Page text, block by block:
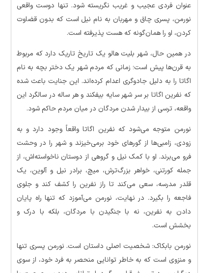
عنوان فردی عجیب و غریب نگریسته شود. تنها دوست واقعی
نورمن، پسری چاق و مهربان به نام نیل است که بدون قضاوت
کردن، او را همان‌گونه که هست پذیرفته است.
در همین حال، شهر بلیت هالو یک تاریخ تاریک دارد که مربوط
به قرن‌ها پیش است؛ زمانی که مردم شهر یک دختر بچه به نام
اگاتا را به دلیل جادوگری اعدام کرده‌اند. این جنایت باعث شده
که نفرین اگاتا بر سر شهر سایه بیفکند و هر ساله در سالگرد این
واقعه، ترسی از بیدار شدن مردگان در میان مردم حاکم شود.
نورمن متوجه می‌شود که نفرین اگاتا واقعاً وجود دارد و به
زودی، زامبی‌ها از گورهای خود برمی‌خیزند و شهر را در وحشت
فرو می‌برند. او با کمک نیل و گروهی از دوستان ناخواسته‌اش، از
جمله کورتنی، خواهر بزرگ‌ترش، میچ، برادر نیل و آلوین، یک
قلدر مدرسه، سعی می‌کند تا راز نفرین را کشف کند و جلوی
فاجعه را بگیرد. در نهایت، نورمن می‌آموزد که تنها راه پایان
دادن به نفرین، نه با جنگیدن با مردگان، بلکه با درک و
بخشش است.
نورمن بابکاک: شخصیت اصلی داستان است. نورمن پسری تنها
و منزوی است که به خاطر توانایی منحصر به فرد خود، از سوی